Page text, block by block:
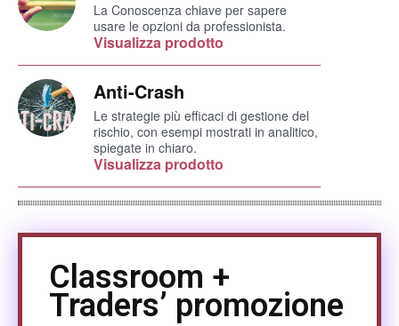
La Conoscenza chiave per sapere
usare le opzioni da professionista.
Visualizza prodotto
Anti-Crash
Le strategie più efficaci di gestione del
rischio, con esempi mostrati in analitico,
spiegate in chiaro.
Visualizza prodotto
Classroom +
Traders’ promozione